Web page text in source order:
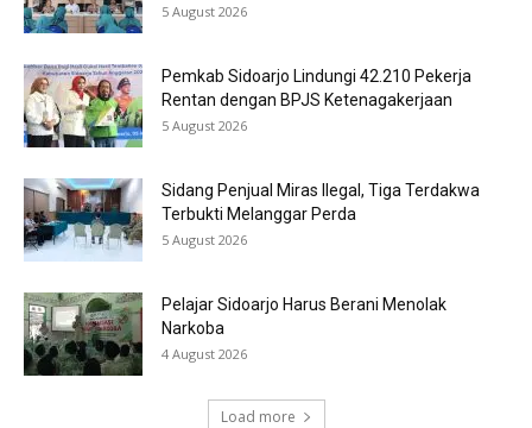
5 August 2026
Pemkab Sidoarjo Lindungi 42.210 Pekerja
Rentan dengan BPJS Ketenagakerjaan
5 August 2026
Sidang Penjual Miras Ilegal, Tiga Terdakwa
Terbukti Melanggar Perda
5 August 2026
Pelajar Sidoarjo Harus Berani Menolak
Narkoba
4 August 2026
Load more